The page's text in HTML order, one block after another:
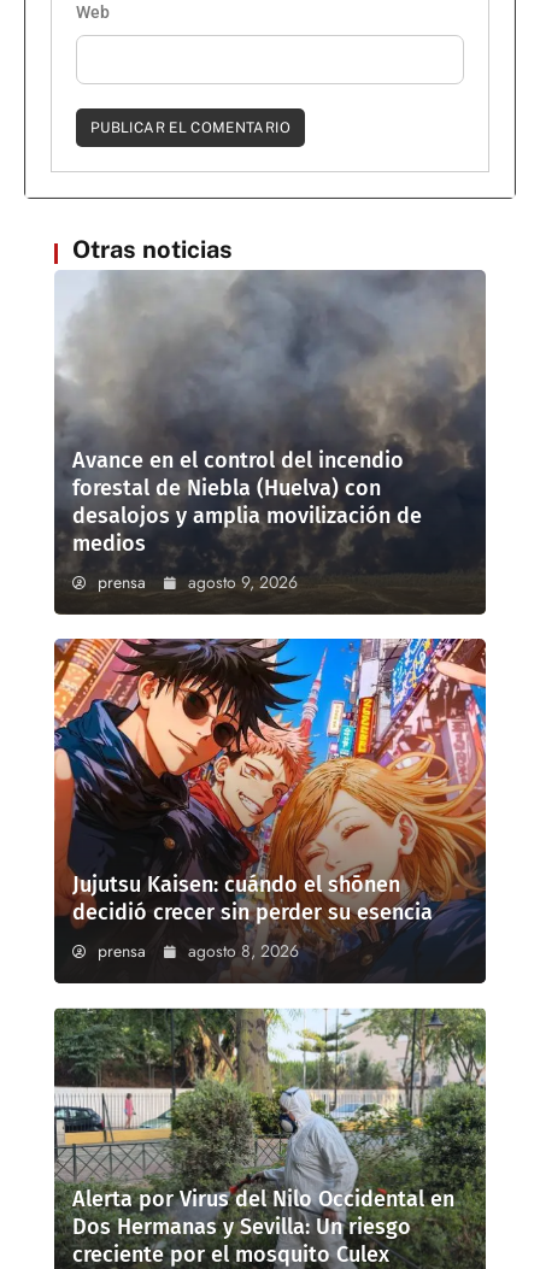
Web
Otras noticias
Avance en el control del incendio
forestal de Niebla (Huelva) con
desalojos y amplia movilización de
medios
prensa agosto 9, 2026
Jujutsu Kaisen: cuándo el shōnen
decidió crecer sin perder su esencia
prensa agosto 8, 2026
Alerta por Virus del Nilo Occidental en
Dos Hermanas y Sevilla: Un riesgo
creciente por el mosquito Culex